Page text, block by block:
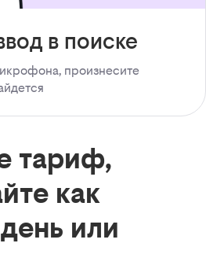
в поиске
произнесите
тариф,
как
или